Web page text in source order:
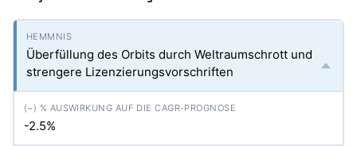
Überfüllung des Orbits durch Weltraumschrott und
strengere Lizenzierungsvorschriften
-2.5%